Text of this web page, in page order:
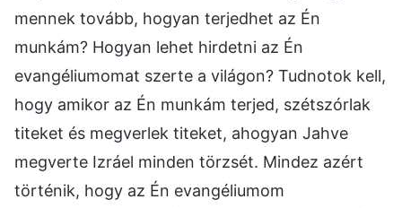
mennek tovább, hogyan terjedhet az Én
munkám? Hogyan lehet hirdetni az Én
evangéliumomat szerte a világon? Tudnotok kell,
hogy amikor az Én munkám terjed, szétszórlak
titeket és megverlek titeket, ahogyan Jahve
megverte Izráel minden törzsét. Mindez azért
történik, hogy az Én evangéliumom